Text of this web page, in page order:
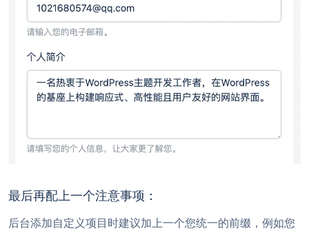
最后再配上一个注意事项：
后台添加自定义项目时建议加上一个您统一的前缀，例如您